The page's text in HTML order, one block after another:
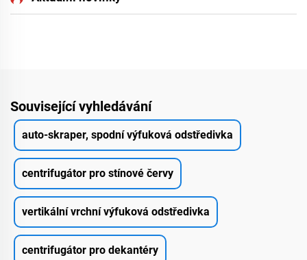
Související vyhledávání
auto-skraper, spodní výfuková odstředivka
centrifugátor pro stínové červy
vertikální vrchní výfuková odstředivka
centrifugátor pro dekantéry